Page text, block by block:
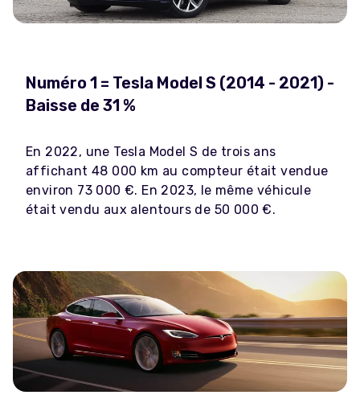
Numéro 1 = Tesla Model S (2014 - 2021) -
Baisse de 31 %
En 2022, une Tesla Model S de trois ans
affichant 48 000 km au compteur était vendue
environ 73 000 €. En 2023, le même véhicule
était vendu aux alentours de 50 000 €.